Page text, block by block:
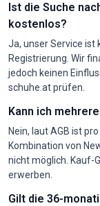
Ist die Suche
kostenlos?
Ja, unser Service
Registrierung. Wir
jedoch keinen
schuhe.at prüfen.
Kann ich
Nein, laut AGB ist
Kombination von
nicht möglich. Kauf-
erwerben.
Gilt die 36-